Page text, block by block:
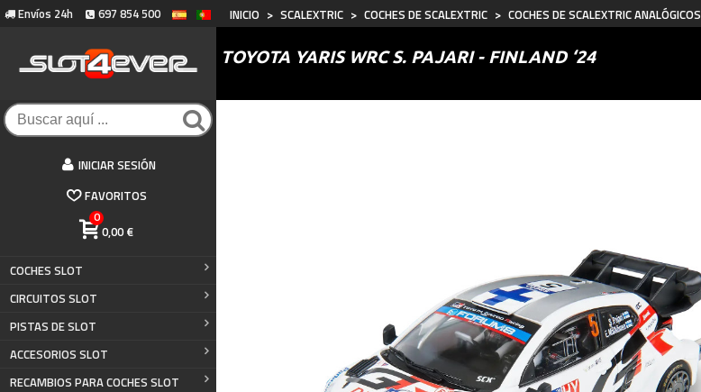
Envíos 24h 697 854 500
INICIAR SESIÓN
FAVORITOS
0
0,00 €
COCHES SLOT
CIRCUITOS SLOT
PISTAS DE SLOT
ACCESORIOS SLOT
RECAMBIOS PARA COCHES SLOT
INICIO > SCALEXTRIC > COCHES DE SCALEXTRIC > COCHES DE SCALEXTRIC ANALÓGICOS
TOYOTA YARIS WRC S. PAJARI - FINLAND ‘24